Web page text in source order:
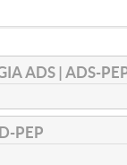
ADS | ADS-
PEP